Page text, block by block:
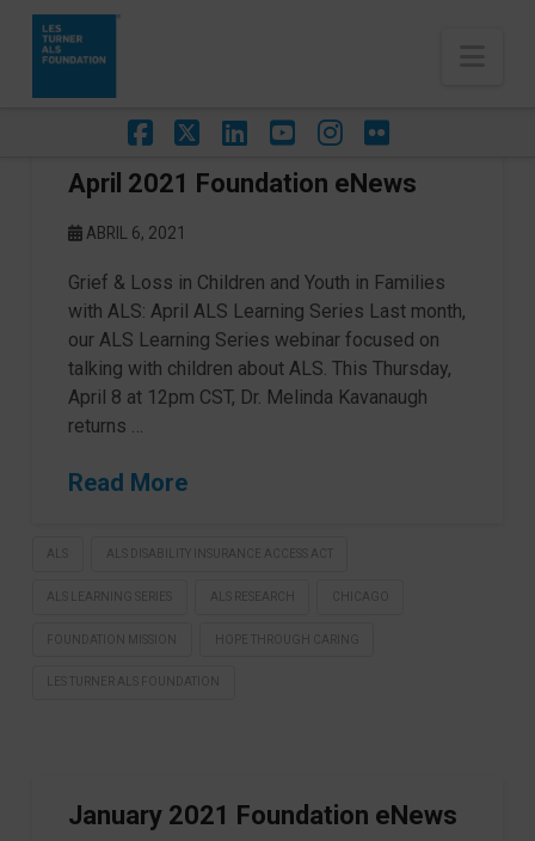
April 2021 Foundation eNews
ABRIL 6, 2021
Grief & Loss in Children and Youth in Families
with ALS: April ALS Learning Series Last month,
our ALS Learning Series webinar focused on
talking with children about ALS. This Thursday,
April 8 at 12pm CST, Dr. Melinda Kavanaugh
returns …
Read More
ALS ALS DISABILITY INSURANCE ACCESS ACT
ALS LEARNING SERIES ALS RESEARCH CHICAGO
FOUNDATION MISSION HOPE THROUGH CARING
LES TURNER ALS FOUNDATION
January 2021 Foundation eNews